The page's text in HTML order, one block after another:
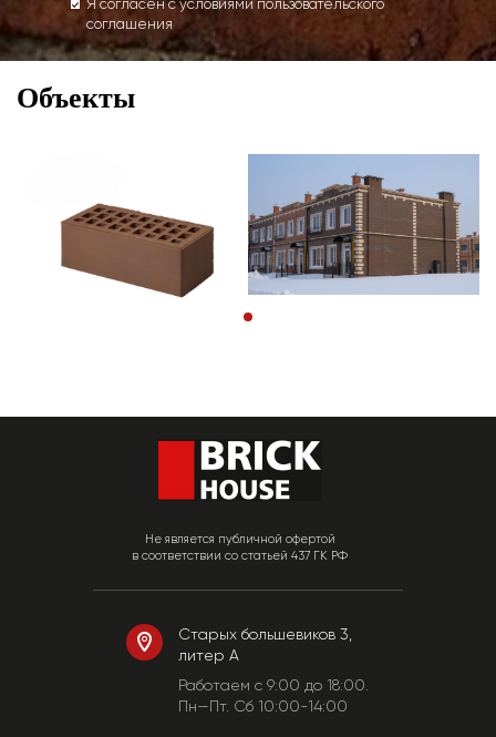
Я согласен с условиями пользовательского
соглашения
Объекты
Не является публичной офертой
в соответствии со статьей 437 ГК РФ
Старых большевиков 3,
литер А
Работаем c 9:00 до 18:00.
Пн—Пт. Сб 10:00-14:00